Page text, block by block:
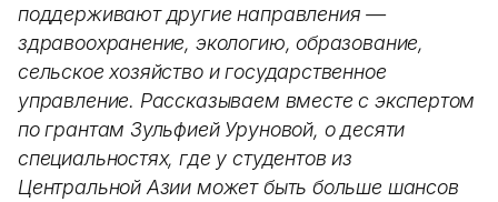
поддерживают другие направления —
здравоохранение, экологию, образование,
сельское хозяйство и государственное
управление. Рассказываем вместе с экспертом
по грантам Зульфией Уруновой, о десяти
специальностях, где у студентов из
Центральной Азии может быть больше шансов